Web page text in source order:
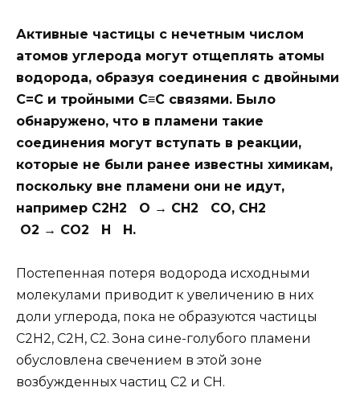
Активные частицы с нечетным числом
атомов углерода могут отщеплять атомы
водорода, образуя соединения с двойными
С=С и тройными С≡С связями. Было
обнаружено, что в пламени такие
соединения могут вступать в реакции,
которые не были ранее известны химикам,
поскольку вне пламени они не идут,
например С2Н2 О → СН2 СО, СН2
О2 → СО2 Н Н.
Постепенная потеря водорода исходными
молекулами приводит к увеличению в них
доли углерода, пока не образуются частицы
С2Н2, С2Н, С2. Зона сине-голубого пламени
обусловлена свечением в этой зоне
возбужденных частиц С2 и СН.